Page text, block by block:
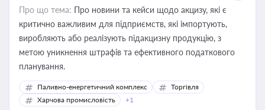
Про що тема: Про новини та кейси щодо акцизу, які є
критично важливим для підприємств, які імпортують,
виробляють або реалізують підакцизну продукцію, з
метою уникнення штрафів та ефективного податкового
планування.
Паливно-енергетичний комплекс
Торгівля
Харчова промисловість
+1